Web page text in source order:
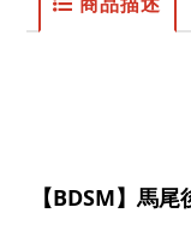
【BDSM】馬